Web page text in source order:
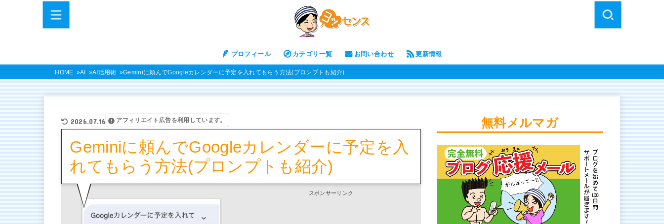
プロフィール カテゴリ一覧 お問い合わせ 更新情報
HOME AI AI活用術 Geminiに頼んでGoogleカレンダーに予定を入れてもらう方法(プロンプトも紹介)
2026.07.16 アフィリエイト広告を利用しています。
Geminiに頼んでGoogleカレンダーに予定を入
れてもらう方法(プロンプトも紹介)
スポンサーリンク
無料メルマガ